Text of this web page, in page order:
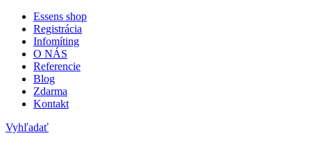
Essens shop
Registrácia
Infomíting
O NÁS
Referencie
Blog
Zdarma
Kontakt
Vyhľadať